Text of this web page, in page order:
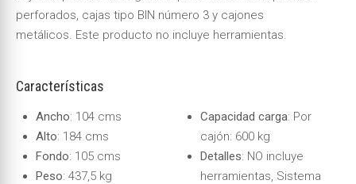
perforados, cajas tipo BIN número 3 y cajones
metálicos. Este producto no incluye herramientas.
Características
Ancho: 104 cms
Alto: 184 cms
Fondo: 105 cms
Peso: 437,5 kg
Capacidad carga: Por
cajón: 600 kg
Detalles: NO incluye
herramientas, Sistema